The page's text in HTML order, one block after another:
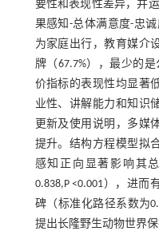
要性和表现性差异，并
果感知-总体满意度-忠
为家庭出行，教育媒介
牌（67.7%），最少的
价指标的表现性均显著
业性、讲解能力和知识
更新及使用说明，多媒
提升。结构方程模型拟
感知正向显著影响其
0.838,P <0.001），进
碑（标准化路径系数为
提出长隆野生动物世界保